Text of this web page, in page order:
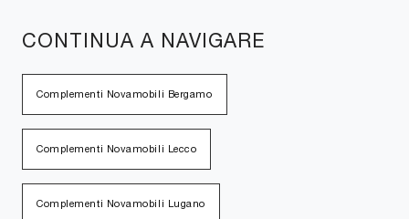
CONTINUA A NAVIGARE
Complementi Novamobili Bergamo
Complementi Novamobili Lecco
Complementi Novamobili Lugano